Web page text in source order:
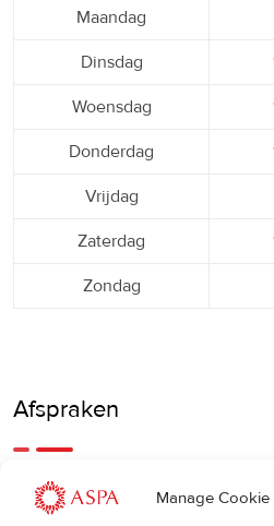
Manage Cookie
Maandag
Dinsdag
Woensdag
Donderdag
Vrijdag
Zaterdag
Zondag
Afspraken
Een eerdere of latere afspraak is